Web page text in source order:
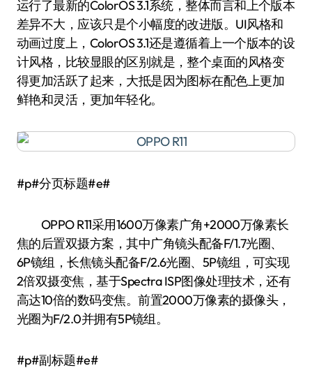
运行了最新的ColorOS 3.1系统，整体而言和上个版本
差异不大，应该只是个小幅度的改进版。UI风格和
动画过度上，ColorOS 3.1还是遵循着上一个版本的设
计风格，比较显眼的区别就是，整个桌面的风格变
得更加活跃了起来，大抵是因为图标在配色上更加
鲜艳和灵活，更加年轻化。
#p#分页标题#e#
OPPO R11采用1600万像素广角+2000万像素长
焦的后置双摄方案，其中广角镜头配备F/1.7光圈、
6P镜组，长焦镜头配备F/2.6光圈、5P镜组，可实现
2倍双摄变焦，基于Spectra ISP图像处理技术，还有
高达10倍的数码变焦。前置2000万像素的摄像头，
光圈为F/2.0并拥有5P镜组。
#p#副标题#e#